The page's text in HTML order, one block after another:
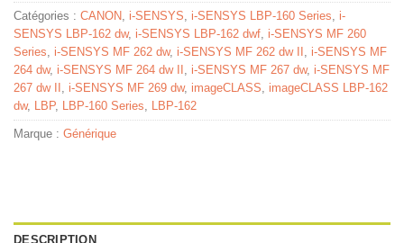
Catégories : CANON, i-SENSYS, i-SENSYS LBP-160 Series, i-
SENSYS LBP-162 dw, i-SENSYS LBP-162 dwf, i-SENSYS MF 260
Series, i-SENSYS MF 262 dw, i-SENSYS MF 262 dw II , i-SENSYS MF
264 dw, i-SENSYS MF 264 dw II , i-SENSYS MF 267 dw, i-SENSYS MF
267 dw II , i-SENSYS MF 269 dw, imageCLASS, imageCLASS LBP-162
dw, LBP, LBP-160 Series, LBP-162
Marque : Générique
DESCRIPTION